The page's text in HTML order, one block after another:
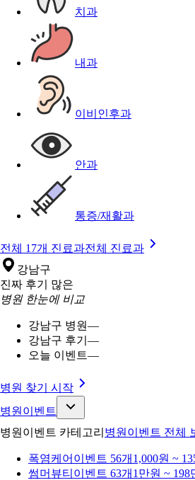
치과
내과
이비인후과
안과
통증/재활과
전체 17개 진료과전체 진료과
강남구
진짜 후기 많은
병원 한눈에 비교
강남구 병원—
강남구 후기 —
오늘 이벤트—
병원 찾기 시작
병원이벤트
병원이벤트 카테고리 병원이벤트 전체
폭염케어 이벤트 56개 1,000원 ~
썸머뷰티 이벤트 63개 1만원 ~ 198